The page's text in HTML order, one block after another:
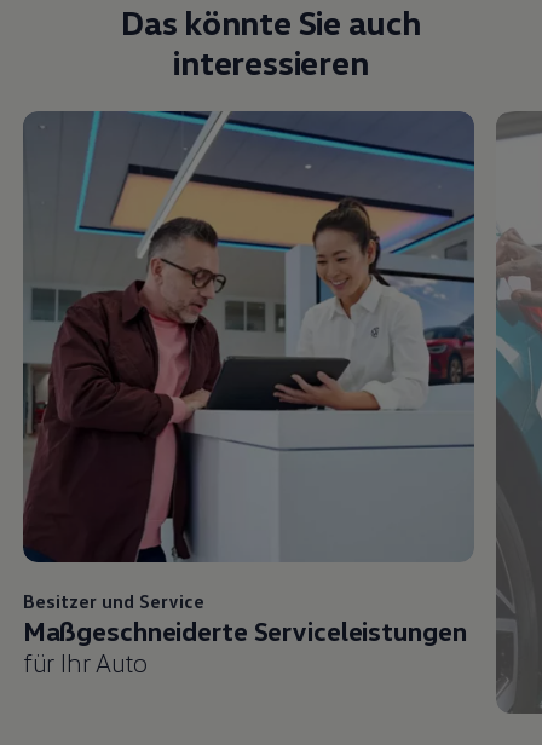
Das könnte Sie auch
interessieren
Besitzer und Service
Maßgeschneiderte Serviceleistungen
für Ihr Auto